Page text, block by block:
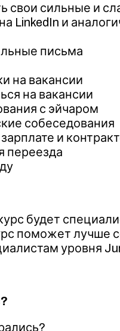
свои сильные и
LinkedIn и
письма
на вакансии
на вакансии
с эйчаром
собеседования
и
переезда
будет
поможет лучше
уровня